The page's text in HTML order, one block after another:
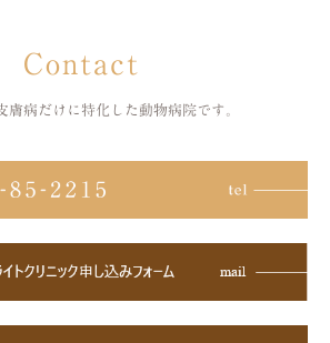
Contact
膚病だけに特化した 動物病院です。